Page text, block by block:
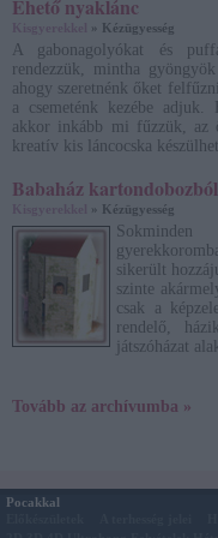
Ehető nyaklánc
» Kézügyesség
A gabonagolyókat és
rendezzük, mintha
ahogy szeretnénk őket
a csemeténk kezébe adjuk.
akkor inkább mi fűzzük, az
kreatív kis láncocska
Babaház kartondobozból
» Kézügyesség
sikerült
szinte
csak a
rendelő,
játszóházat
Tovább az archívumba »
Pocakkal